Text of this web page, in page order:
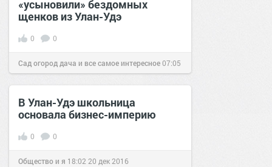
«усыновили» бездомных
щенков из Улан-Удэ
0 0
Сад огород дача и все самое интересное07:05
16 окт 2016
В Улан-Удэ школьница
основала бизнес-империю
0 0
Общество и я 18:02 20 дек 2016